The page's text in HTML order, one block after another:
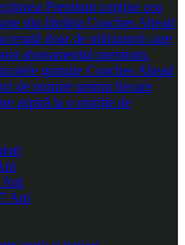
Premium conține cea
din librăria Coaches Ahead
doar de utilizatorii care
abonamentul premium.
gratuite Coaches Ahead
de pornire pentru fiecare
aspiră la o poziție de
Ani
Ani